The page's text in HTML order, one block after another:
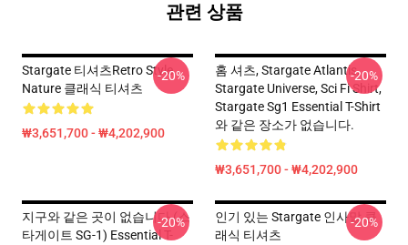
관련 상품
Stargate 티셔츠Retro Style
Nature 클래식 티셔츠
₩3,651,700 - ₩4,202,900
-20%
홈 셔츠, Stargate Atlantis,
Stargate Universe, Sci Fi Shirt,
Stargate Sg1 Essential T-Shirt
와 같은 장소가 없습니다.
₩3,651,700 - ₩4,202,900
-20%
지구와 같은 곳이 없습니다 (스
타게이트 SG-1) Essential T-
-20%
인기 있는 Stargate 인사말 클
래식 티셔츠
-20%